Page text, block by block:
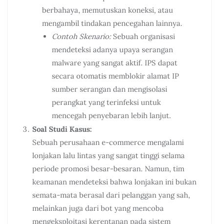
berbahaya, memutuskan koneksi, atau
mengambil tindakan pencegahan lainnya.
Contoh Skenario:Sebuah organisasi
mendeteksi adanya upaya serangan
malware yang sangat aktif. IPS dapat
secara otomatis memblokir alamat IP
sumber serangan dan mengisolasi
perangkat yang terinfeksi untuk
mencegah penyebaran lebih lanjut.
Soal Studi Kasus:
Sebuah perusahaan e-commerce mengalami
lonjakan lalu lintas yang sangat tinggi selama
periode promosi besar-besaran. Namun, tim
keamanan mendeteksi bahwa lonjakan ini bukan
semata-mata berasal dari pelanggan yang sah,
melainkan juga dari bot yang mencoba
mengeksploitasi kerentanan pada sistem